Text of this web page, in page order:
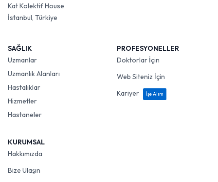
Kat Kolektif House
İstanbul, Türkiye
SAĞLIK
Uzmanlar
Uzmanlık Alanları
Hastalıklar
Hizmetler
Hastaneler
PROFESYONELLER
Doktorlar İçin
Web Siteniz İçin
Kariyer
İşe Alım
KURUMSAL
Hakkımızda
Bize Ulaşın